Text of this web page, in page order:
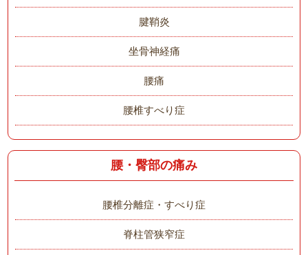
腱鞘炎
坐骨神経痛
腰痛
腰椎すべり症
腰・臀部の痛み
腰椎分離症・すべり症
脊柱管狭窄症